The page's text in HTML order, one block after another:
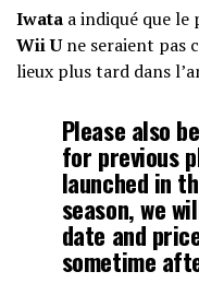
Iwata a indiqué que
Wii Une seraient pas
lieux plus tard dans
Please also
for previous
launched in
season, we
date and
sometime